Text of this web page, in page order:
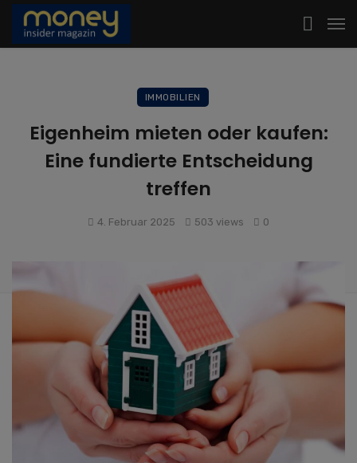
IMMOBILIEN
Eigenheim mieten oder kaufen:
Eine fundierte Entscheidung
treffen
4. Februar 2025 503 views 0